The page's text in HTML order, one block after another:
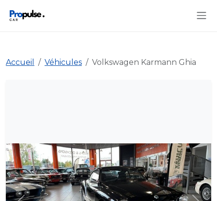
Accueil Véhicules Volkswagen Karmann Ghia